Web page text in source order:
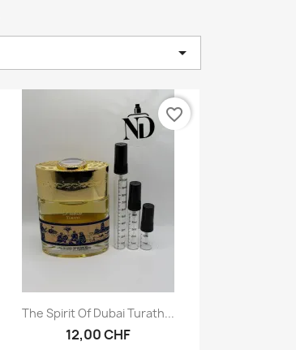

Vorschau
The Spirit Of Dubai Turath...
12,00 CHF
favorite_border